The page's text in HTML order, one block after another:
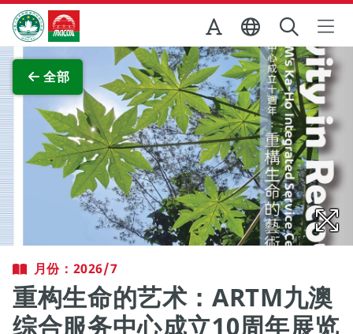
跳至主内容
澳门特别行政区政府旅游局
全部
查看原图
月份：2026/7
重构生命的艺术：ARTM九澳
综合服务中心成立10周年展览